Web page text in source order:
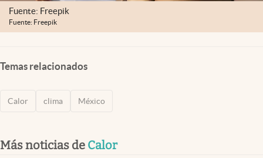
Fuente: Freepik
Fuente: Freepik
Temas relacionados
Calor clima México
Más noticias de Calor